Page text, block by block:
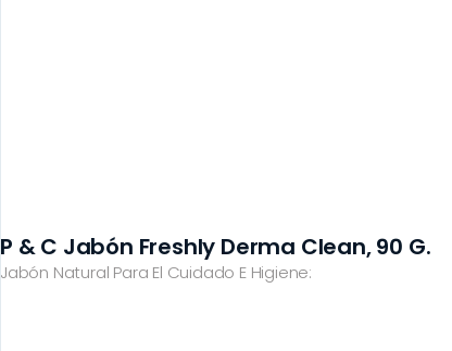
Jabón Natural Para El Cuidado E Higiene:
P & C Jabón Freshly Derma Clean, 90 G.